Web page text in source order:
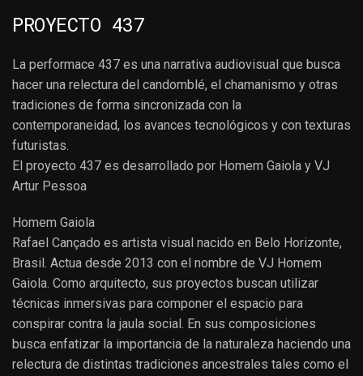
PROYECTO 437
La performace 437 es una narrativa audiovisual que busca
hacer una relectura del candomblé, el chamanismo y otras
tradiciones de forma sincronizada con la
contemporaneidad, los avances tecnológicos y con texturas
futuristas.
El proyecto 437 es desarrollado por Homem Gaiola y VJ
Artur Pessoa
Homem Gaiola
Rafael Cançado es artista visual nacido en Belo Horizonte,
Brasil. Actua desde 2013 con el nombre de VJ Homem
Gaiola. Como arquitecto, sus proyectos buscan utilizar
técnicas inmersivas para componer el espacio para
conspirar contra la jaula social. En sus composiciones
busca enfatizar la importancia de la naturaleza haciendo una
relectura de distintas tradiciones ancestrales tales como el